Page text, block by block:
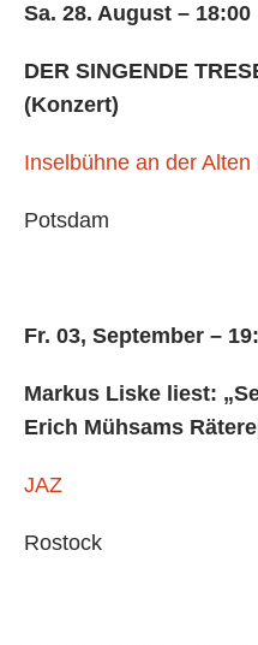
Sa. 28. August – 18:00
DER SINGENDE
(Konzert)
Inselbühne an der Alten
Potsdam
Fr. 03, September –
Markus Liske liest:
Erich Mühsams
JAZ
Rostock